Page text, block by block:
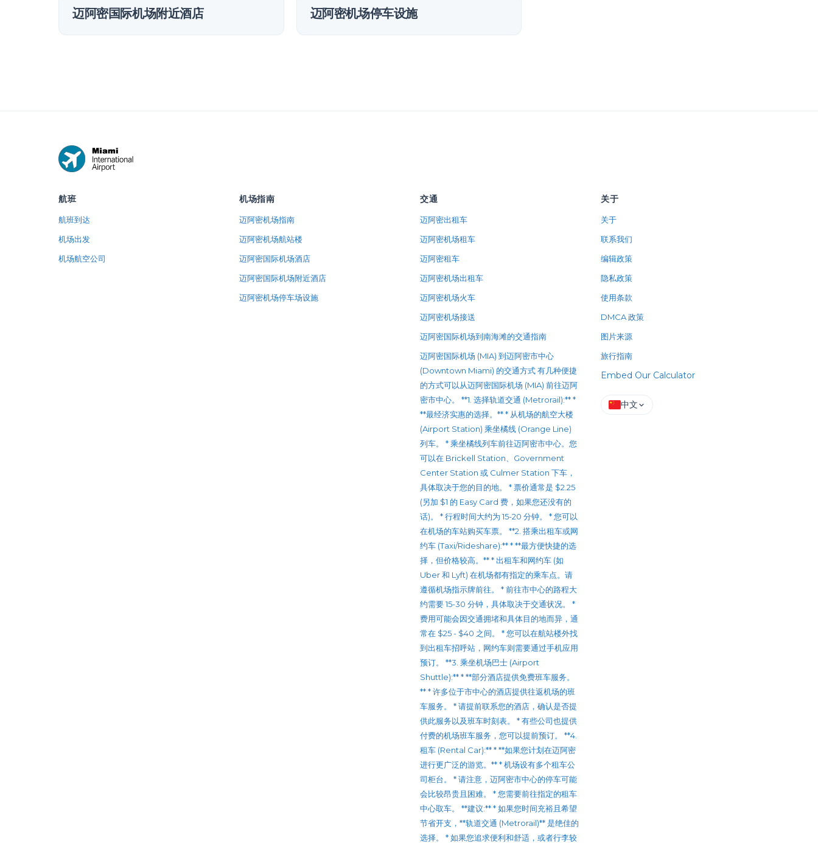
迈阿密国际机场附近酒店 迈阿密机场停车设施
航班
航班到达
机场出发
机场航空公司
机场指南
迈阿密机场指南
迈阿密机场航站楼
迈阿密国际机场酒店
迈阿密国际机场附近酒店
迈阿密机场停车场设施
交通
迈阿密出租车
迈阿密机场租车
迈阿密租车
迈阿密机场出租车
迈阿密机场火车
迈阿密机场接送
迈阿密国际机场到南海滩的交通指南
迈阿密国际机场 (MIA) 到迈阿密市中心
(Downtown Miami) 的交通方式 有几种便捷
的方式可以从迈阿密国际机场 (MIA) 前往迈阿
密市中心。 **1. 选择轨道交通 (Metrorail):** *
**最经济实惠的选择。** * 从机场的航空大楼
(Airport Station) 乘坐橘线 (Orange Line)
列车。 * 乘坐橘线列车前往迈阿密市中心。您
可以在 Brickell Station、Government
Center Station 或 Culmer Station 下车，
具体取决于您的目的地。 * 票价通常是 $2.25
(另加 $1 的 Easy Card 费，如果您还没有的
话)。 * 行程时间大约为 15-20 分钟。 * 您可以
在机场的车站购买车票。 **2. 搭乘出租车或网
约车 (Taxi/Rideshare):** * **最方便快捷的选
择，但价格较高。** * 出租车和网约车 (如
Uber 和 Lyft) 在机场都有指定的乘车点。请
遵循机场指示牌前往。 * 前往市中心的路程大
约需要 15-30 分钟，具体取决于交通状况。 *
费用可能会因交通拥堵和具体目的地而异，通
常在 $25 - $40 之间。 * 您可以在航站楼外找
到出租车招呼站，网约车则需要通过手机应用
预订。 **3. 乘坐机场巴士 (Airport
Shuttle):** * **部分酒店提供免费班车服务。
** * 许多位于市中心的酒店提供往返机场的班
车服务。 * 请提前联系您的酒店，确认是否提
供此服务以及班车时刻表。 * 有些公司也提供
付费的机场班车服务，您可以提前预订。 **4.
租车 (Rental Car):** * **如果您计划在迈阿密
进行更广泛的游览。** * 机场设有多个租车公
司柜台。 * 请注意，迈阿密市中心的停车可能
会比较昂贵且困难。 * 您需要前往指定的租车
中心取车。 **建议:** * 如果您时间充裕且希望
节省开支，**轨道交通 (Metrorail)** 是绝佳的
选择。 * 如果您追求便利和舒适，或者行李较
关于
关于
联系我们
编辑政策
隐私政策
使用条款
DMCA 政策
图片来源
旅行指南
Embed Our Calculator
中文